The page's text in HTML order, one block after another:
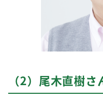
（2）尾木直樹さ